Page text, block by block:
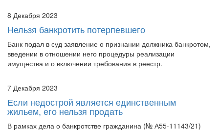
8 Декабря 2023
Нельзя банкротить потерпевшего
Банк подал в суд заявление о признании должника банкротом,
введении в отношении него процедуры реализации
Если недострой является единственным
жильем, его нельзя продать